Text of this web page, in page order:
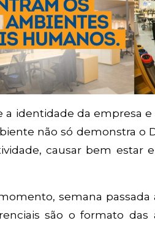
identidade da empresa e
não só demonstra o
causar bem estar
semana passada
são o formato